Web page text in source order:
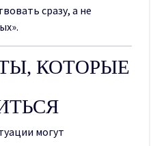
сразу, а не
КОТОРЫЕ
могут